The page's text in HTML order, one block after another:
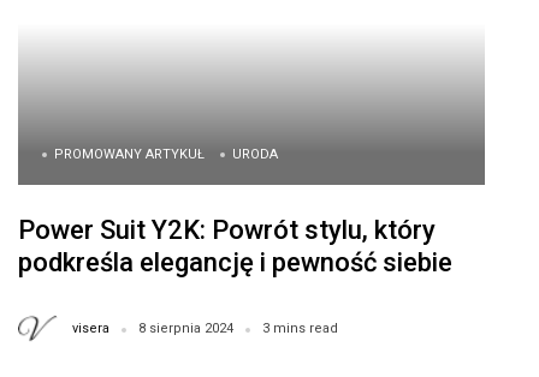
PROMOWANY ARTYKUŁ URODA
Power Suit Y2K: Powrót stylu, który
podkreśla elegancję i pewność siebie
visera 8 sierpnia 2024 3 mins read